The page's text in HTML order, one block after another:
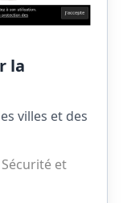
la
villes et des
Sécurité et